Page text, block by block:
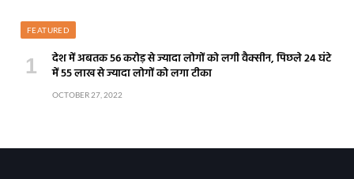
FEATURED
देश में अबतक 56 करोड़ से ज्यादा लोगों को लगी वैक्सीन, पिछले 24 घंटे
में 55 लाख से ज्यादा लोगों को लगा टीका
OCTOBER 27, 2022